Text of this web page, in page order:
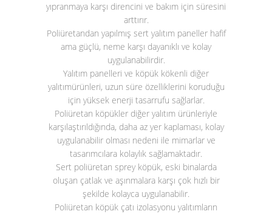
yıpranmaya karşı direncini ve bakım için süresini
arttırır.
Poliüretandan yapılmış sert yalıtım paneller hafif
ama güçlü, neme karşı dayanıklı ve kolay
uygulanabilirdir.
Yalıtım panelleri ve köpük kökenli diğer
yalıtımürünleri, uzun süre özelliklerini koruduğu
için yüksek enerji tasarrufu sağlarlar.
Poliüretan köpükler diğer yalıtım ürünleriyle
karşılaştırıldığında, daha az yer kaplaması, kolay
uygulanabilir olması nedeni ile mimarlar ve
tasarımcılara kolaylık sağlamaktadır.
Sert poliüretan sprey köpük, eski binalarda
oluşan çatlak ve aşınmalara karşı çok hızlı bir
şekilde kolayca uygulanabilir.
Poliüretan köpük çatı izolasyonu yalıtımların